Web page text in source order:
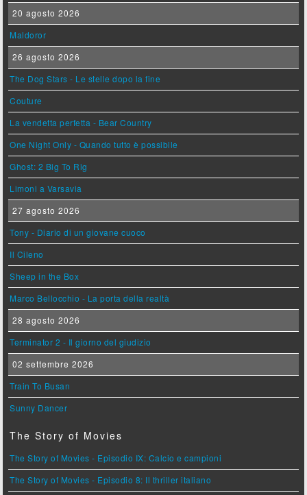
20 agosto 2026
Maldoror
26 agosto 2026
The Dog Stars - Le stelle dopo la fine
Couture
La vendetta perfetta - Bear Country
One Night Only - Quando tutto è possibile
Ghost: 2 Big To Rig
Limoni a Varsavia
27 agosto 2026
Tony - Diario di un giovane cuoco
Il Cileno
Sheep in the Box
Marco Bellocchio - La porta della realtà
28 agosto 2026
Terminator 2 - Il giorno del giudizio
02 settembre 2026
Train To Busan
Sunny Dancer
The Story of Movies
The Story of Movies - Episodio IX: Calcio e campioni
The Story of Movies - Episodio 8: Il thriller italiano